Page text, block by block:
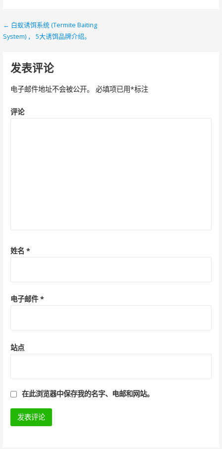
文
导
航
← 白蚁诱饵系统 (Termite Baiting
System) ， 5大诱饵品牌介绍。
发表评论
电子邮件地址不会被公开。 必填项已用*标注
评论
姓名 *
电子邮件*
站点
在此浏览器中保存我的名字、电邮和网站。